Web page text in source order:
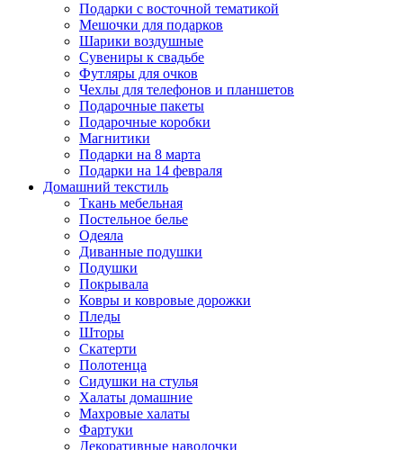
Подарки с восточной тематикой
Мешочки для подарков
Шарики воздушные
Сувениры к свадьбе
Футляры для очков
Чехлы для телефонов и планшетов
Подарочные пакеты
Подарочные коробки
Магнитики
Подарки на 8 марта
Подарки на 14 февраля
Домашний текстиль
Ткань мебельная
Постельное белье
Одеяла
Диванные подушки
Подушки
Покрывала
Ковры и ковровые дорожки
Пледы
Шторы
Скатерти
Полотенца
Сидушки на стулья
Халаты домашние
Махровые халаты
Фартуки
Декоративные наволочки